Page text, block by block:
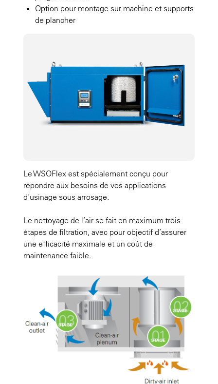
Option pour montage sur machine et supports
de plancher
Le WSOFlex est spécialement conçu pour
répondre aux besoins de vos applications
d’usinage sous arrosage.
Le nettoyage de l’air se fait en maximum trois
étapes de filtration, avec pour objectif d’assurer
une efficacité maximale et un coût de
maintenance faible.